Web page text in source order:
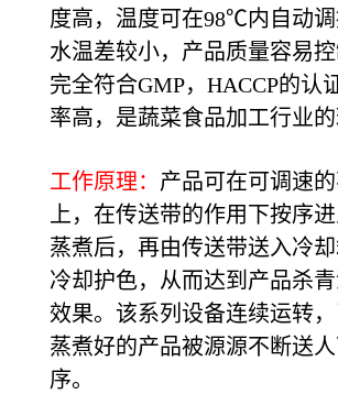
度高，温度可在98℃内自动
水温差较小，产品质量容易
完全符合GMP，HACCP的认
率高，是蔬菜食品加工行业的
工作原理： 产品可在可调速
上，在传送带的作用下按序
蒸煮后，再由传送带送入冷
冷却护色，从而达到产品杀
效果。该系列设备连续运转
蒸煮好的产品被源源不断送
序。